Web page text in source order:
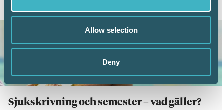
Allow selection
Deny
Sjukskrivning och semester – vad gäller?